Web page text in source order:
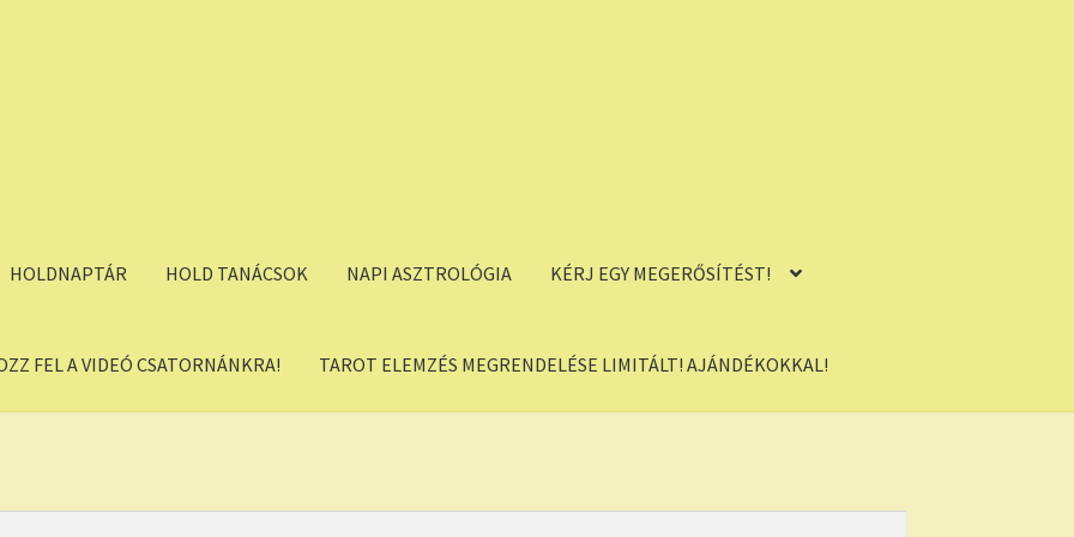
HOLDNAPTÁR HOLD TANÁCSOK NAPI ASZTROLÓGIA KÉRJ EGY MEGERŐSÍTÉST!
FEL A VIDEÓ CSATORNÁNKRA! TAROT ELEMZÉS MEGRENDELÉSE LIMITÁLT! AJÁNDÉKOKKAL!